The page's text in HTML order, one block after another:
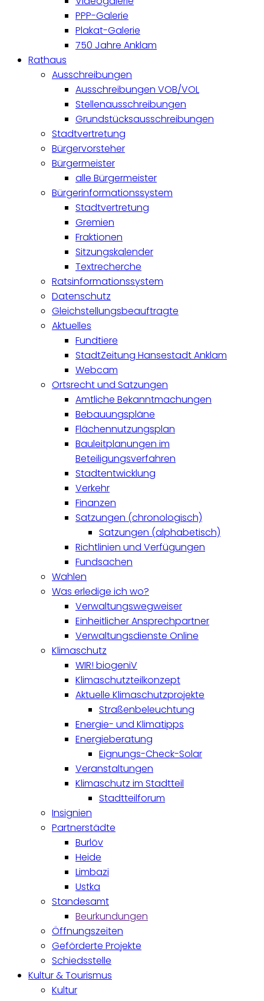
PPP-Galerie
Plakat-Galerie
750 Jahre Anklam
Rathaus
Ausschreibungen
Ausschreibungen VOB/VOL
Stellenausschreibungen
Grundstücksausschreibungen
Stadtvertretung
Bürgervorsteher
Bürgermeister
alle Bürgermeister
Bürgerinformationssystem
Stadtvertretung
Gremien
Fraktionen
Sitzungskalender
Textrecherche
Ratsinformationssystem
Datenschutz
Gleichstellungsbeauftragte
Aktuelles
Fundtiere
StadtZeitung Hansestadt Anklam
Webcam
Ortsrecht und Satzungen
Amtliche Bekanntmachungen
Bebauungspläne
Flächennutzungsplan
Bauleitplanungen im
Beteiligungsverfahren
Stadtentwicklung
Verkehr
Finanzen
Satzungen (chronologisch)
Satzungen (alphabetisch)
Richtlinien und Verfügungen
Fundsachen
Wahlen
Was erledige ich wo?
Verwaltungswegweiser
Einheitlicher Ansprechpartner
Verwaltungsdienste Online
Klimaschutz
WIR! biogeniV
Klimaschutzteilkonzept
Aktuelle Klimaschutzprojekte
Straßenbeleuchtung
Energie- und Klimatipps
Energieberatung
Eignungs-Check-Solar
Veranstaltungen
Klimaschutz im Stadtteil
Stadtteilforum
Insignien
Partnerstädte
Burlöv
Heide
Limbazi
Ustka
Standesamt
Beurkundungen
Öffnungszeiten
Geförderte Projekte
Schiedsstelle
Kultur & Tourismus
Kultur